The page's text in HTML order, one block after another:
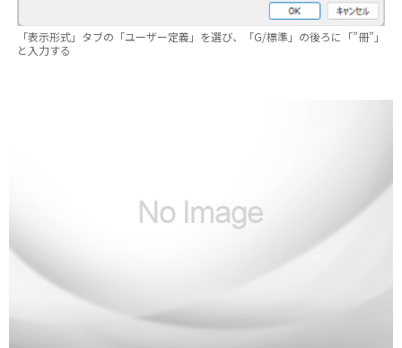
「表示形式」タブの「ユーザー定義」を選び、「G/標準」の後ろに「”冊”」
と入力する